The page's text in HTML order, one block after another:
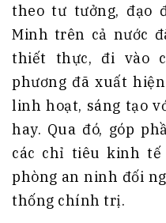
theo tư tưởng, đạo
Minh trên cả nước
thiết thực, đi vào
phương đã xuất
linh hoạt, sáng tạo
hay. Qua đó, góp
các chỉ tiêu kinh tế
phòng an ninh đối
thống chính trị.